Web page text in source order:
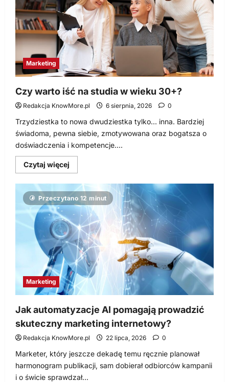
Marketing
Czy warto iść na studia w wieku 30+?
Redakcja KnowMore.pl 6 sierpnia, 2026 0
Trzydziestka to nowa dwudziestka tylko… inna. Bardziej
świadoma, pewna siebie, zmotywowana oraz bogatsza o
doświadczenia i kompetencje....
Czytaj więcej
się
o
Czy
warto
iść
na
studia
w
wieku
30+?
Przeczytano 12 minut
Marketing
Jak automatyzacje AI pomagają prowadzić
skuteczny marketing internetowy?
Redakcja KnowMore.pl 22 lipca, 2026 0
Marketer, który jeszcze dekadę temu ręcznie planował
harmonogram publikacji, sam dobierał odbiorców kampanii
i o świcie sprawdzał...